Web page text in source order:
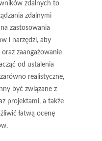
zdalnych to
zdalnymi
zastosowania
i narzędzi, aby
zaangażowanie
od ustalenia
realistyczne,
być związane z
projektami, a także
łatwą ocenę